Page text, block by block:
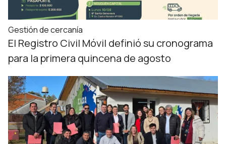
Gestión de cercanía
El Registro Civil Móvil definió su cronograma
para la primera quincena de agosto